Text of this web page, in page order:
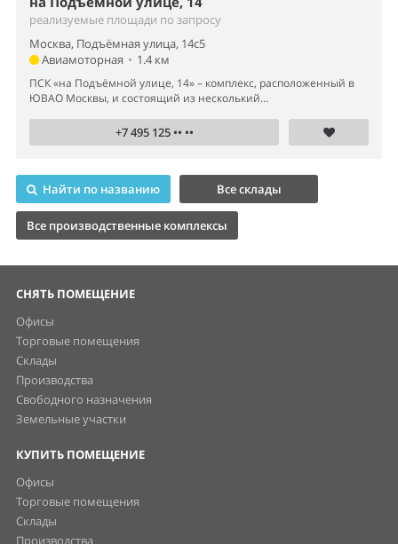
реализуемые площади по запросу
Москва, Подъёмная улица, 14с5
Авиамоторная • 1.4 км
ПСК «на Подъёмной улице, 14» – комплекс, расположенный в
ЮВАО Москвы, и состоящий из несколький...
+7 495 125 •• ••
Найти по названию Все склады
Все производственные комплексы
СНЯТЬ ПОМЕЩЕНИЕ
Офисы
Торговые помещения
Склады
Производства
Свободного назначения
Земельные участки
КУПИТЬ ПОМЕЩЕНИЕ
Офисы
Торговые помещения
Склады